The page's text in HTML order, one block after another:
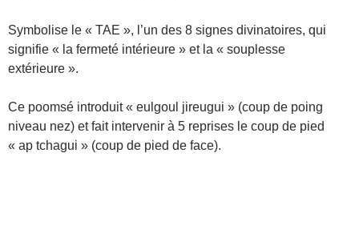
Symbolise le « TAE », l’un des 8 signes divinatoires, qui
signifie « la fermeté intérieure » et la « souplesse
extérieure ».
Ce poomsé introduit « eulgoul jireugui » (coup de poing
niveau nez) et fait intervenir à 5 reprises le coup de pied
« ap tchagui » (coup de pied de face).